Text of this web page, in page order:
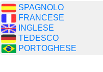
SPAGNOLO
FRANCESE
INGLESE
TEDESCO
PORTOGHESE